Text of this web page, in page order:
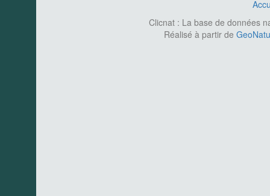
Clicnat : La base de données
Réalisé à partir de